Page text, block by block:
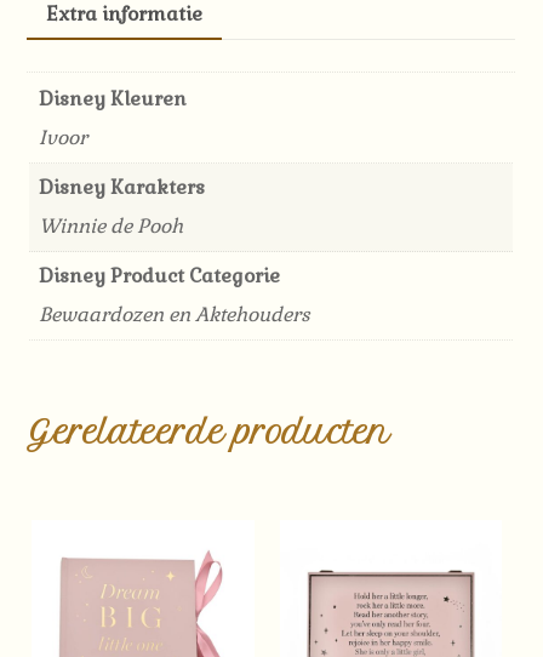
Disney
aantal
Extra informatie
Disney Kleuren
Ivoor
Disney Karakters
Winnie de Pooh
Disney Product Categorie
Bewaardozen en Aktehouders
Gerelateerde producten